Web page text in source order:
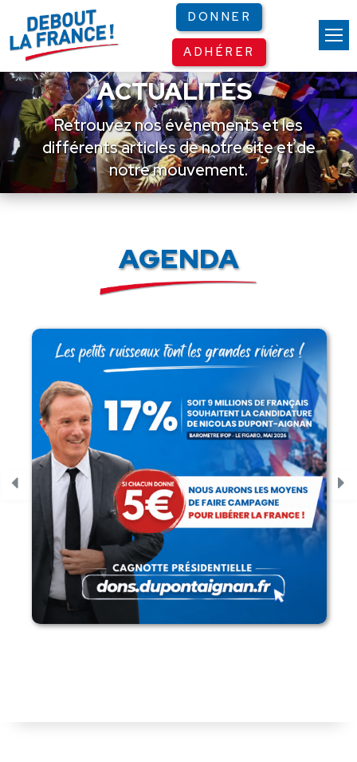
DONNER
ADHÉRER
ACTUALITÉS
Retrouvez nos événements et les
différents articles de notre site et de
notre mouvement.
AGENDA
Panneau de gestion des cookies